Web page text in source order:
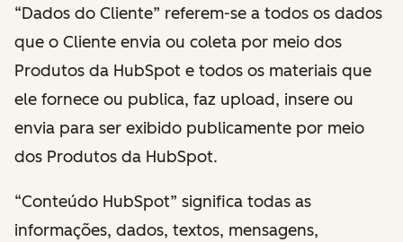
“Dados do Cliente” referem-se a todos os dados
que o Cliente envia ou coleta por meio dos
Produtos da HubSpot e todos os materiais que
ele fornece ou publica, faz upload, insere ou
envia para ser exibido publicamente por meio
dos Produtos da HubSpot.
“Conteúdo HubSpot” significa todas as
informações, dados, textos, mensagens,